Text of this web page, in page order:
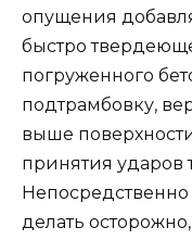
опущения
быстро
погруженного
подтрамбовку,
выше
принятия ударов
делать